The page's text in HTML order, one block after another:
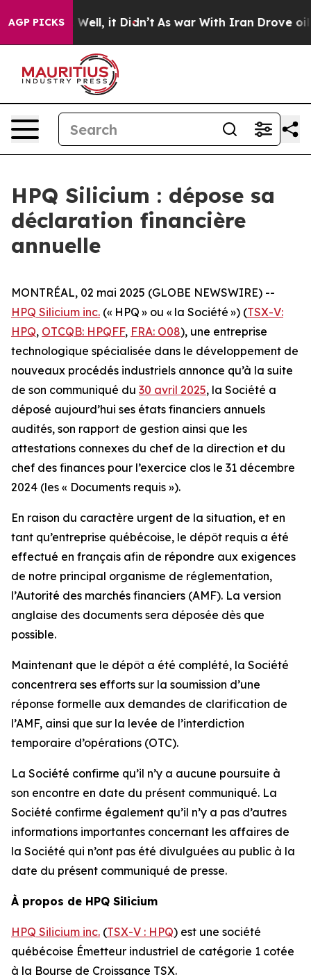
AGP PICKS
40%. Well, it Didn’t As war With Iran Drove oil
HPQ Silicium : dépose sa
déclaration financière
annuelle
MONTRÉAL, 02 mai 2025 (GLOBE NEWSWIRE) --
HPQ Silicium inc. (« HPQ » ou « la Société ») (TSX-V:
HPQ, OTCQB: HPQFF, FRA: O08), une entreprise
technologique spécialisée dans le développement de
nouveaux procédés industriels annonce qu’à la suite
de son communiqué du 30 avril 2025, la Société a
déposé aujourd’hui ses états financiers annuels
audités, son rapport de gestion ainsi que les
attestations connexes du chef de la direction et du
chef des finances pour l’exercice clos le 31 décembre
2024 (les « Documents requis »).
En raison du caractère urgent de la situation, et en
tant qu’entreprise québécoise, le dépôt requis a été
effectué en français afin de répondre aux exigences
de notre principal organisme de réglementation,
l’Autorité des marchés financiers (AMF). La version
anglaise des documents sera déposée dès que
possible.
Maintenant que le dépôt a été complété, la Société
concentrera ses efforts sur la soumission d’une
réponse formelle aux demandes de clarification de
l’AMF, ainsi que sur la levée de l’interdiction
temporaire d’opérations (OTC).
La Société confirme qu’il n’y a aucune poursuite à
son encontre en date du présent communiqué. La
Société confirme également qu’il n’y a pas d’autres
informations importantes concernant les affaires de
la Société qui n’ont pas été divulguées au public à la
date du présent communiqué de presse.
À propos de HPQ Silicium
HPQ Silicium inc. (TSX-V : HPQ) est une société
québécoise Émetteur industriel de catégorie 1 cotée
à la Bourse de Croissance TSX.